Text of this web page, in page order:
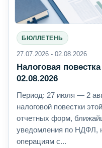
БЮЛЛЕТЕНЬ
27.07.2026 - 02.08.2026
Налоговая
02.08.2026
Период: 27 июля — 2
налоговой повестки
отчетных форм,
уведомления по НДФЛ,
операциям с...